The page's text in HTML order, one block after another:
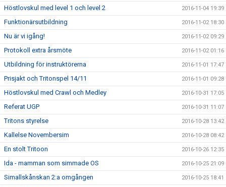
Höstlovskul med level 1 och level 2 2016-11-04 19:39
Funktionärsutbildning 2016-11-02 18:30
Nu är vi igång! 2016-11-02 09:29
Protokoll extra årsmöte 2016-11-02 01:16
Utbildning för instruktörerna 2016-11-01 17:47
Prisjakt och Tritonspel 14/11 2016-11-01 09:28
Höstlovskul med Crawl och Medley 2016-10-31 17:05
Referat UGP 2016-10-31 11:07
Tritons styrelse 2016-10-28 13:42
Kallelse Novembersim 2016-10-28 08:42
En stolt Tritoon 2016-10-26 12:35
Ida - mamman som simmade OS 2016-10-25 21:09
Simallskånskan 2:a omgången 2016-10-25 18:41